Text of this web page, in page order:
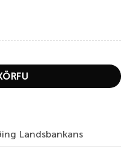
Landsbankans